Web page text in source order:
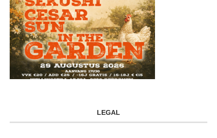
LEGAL